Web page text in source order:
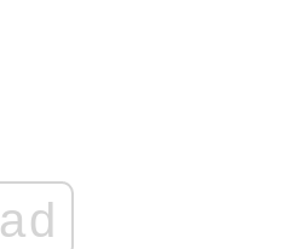
ad